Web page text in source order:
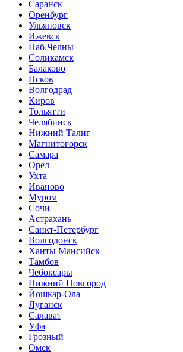
Саранск
Оренбург
Ульяновск
Ижевск
Наб.Челны
Соликамск
Балаково
Псков
Волгодрад
Киров
Тольятти
Челябинск
Нижний Талиг
Магнитогорск
Самара
Орел
Ухта
Иваново
Муром
Сочи
Астрахань
Санкт-Петербург
Волгодонск
Ханты Мансийск
Тамбов
Чебоксары
Нижний Новгород
Йошкар-Ола
Луганск
Салават
Уфа
Грозный
Омск